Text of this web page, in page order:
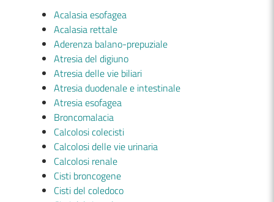
Acalasia esofagea
Acalasia rettale
Aderenza balano-prepuziale
Atresia del digiuno
Atresia delle vie biliari
Atresia duodenale e intestinale
Atresia esofagea
Broncomalacia
Calcolosi colecisti
Calcolosi delle vie urinaria
Calcolosi renale
Cisti broncogene
Cisti del coledoco